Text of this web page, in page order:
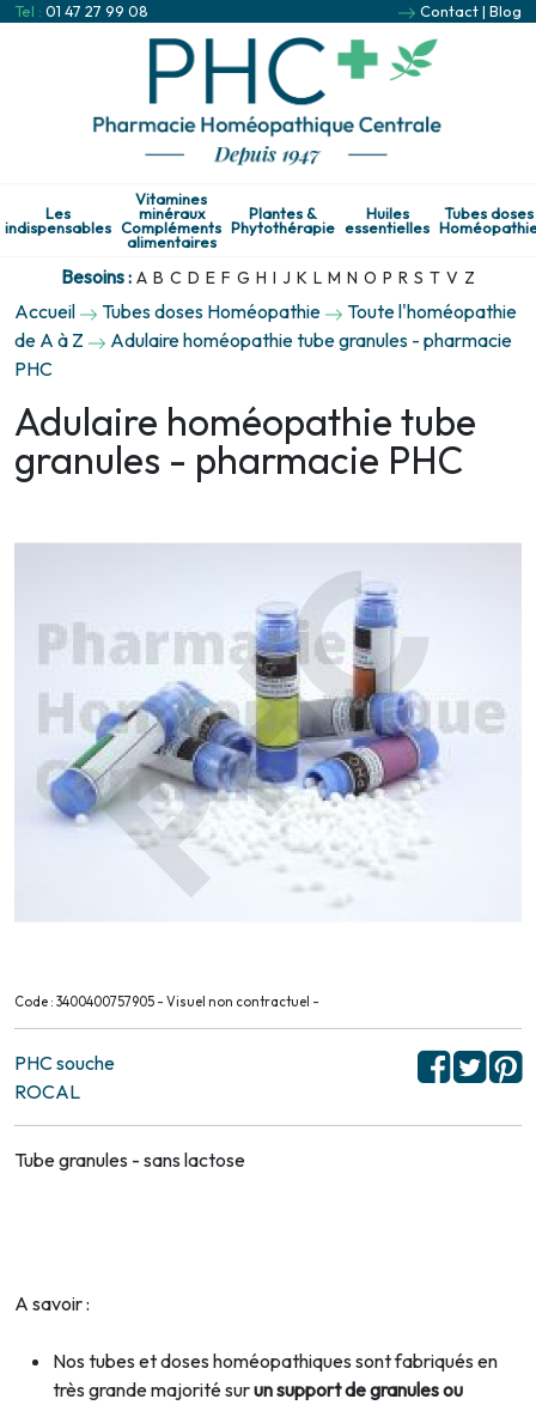
Tel : 01 47 27 99 08 Contact| Blog
Les
indispensables
Vitamines
minéraux
Compléments
alimentaires
Plantes &
Phytothérapie
Huiles
essentielles
Tubes doses
Besoins : A B C D E F G H I J K L M N O P R S T V Z
Accueil Tubes doses Homéopathie
Toute l'homéopathie
de A à Z
Adulaire homéopathie tube granules - pharmacie
PHC
Adulaire homéopathie tube
granules - pharmacie PHC
Code : 3400400757905 - Visuel non contractuel -
PHC souche
ROCAL
Tube granules - sans lactose
A savoir :
Nos tubes et doses homéopathiques sont fabriqués en
très grande majorité surun support de granules ou